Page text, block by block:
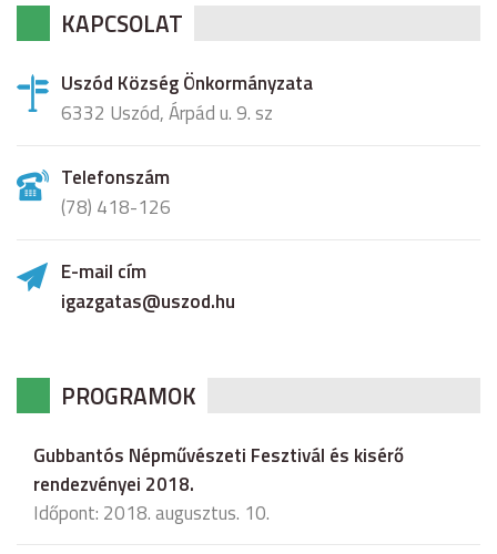
KAPCSOLAT
Uszód Község Önkormányzata
6332 Uszód, Árpád u. 9. sz
Telefonszám
(78) 418-126
E-mail cím
igazgatas@uszod.hu
PROGRAMOK
Gubbantós Népművészeti Fesztivál és kisérő
rendezvényei 2018.
Időpont: 2018. augusztus. 10.